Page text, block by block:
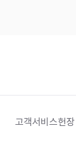
고객서비스헌장